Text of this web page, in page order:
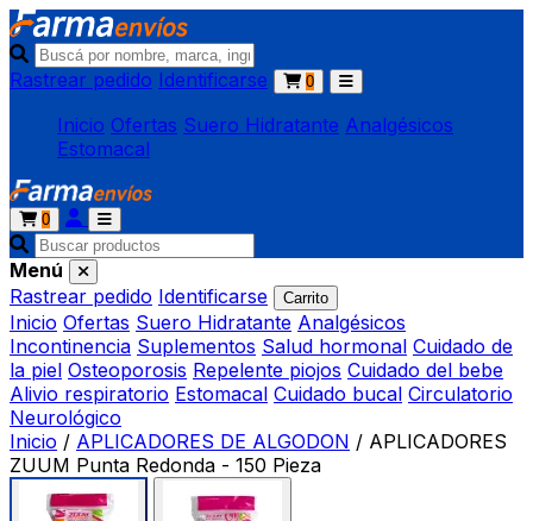
Rastrear pedido Identificarse 0
Inicio Ofertas Suero Hidratante Analgésicos
Estomacal
0
Menú
Rastrear pedido Identificarse Carrito
Inicio Ofertas Suero Hidratante Analgésicos
Incontinencia Suplementos Salud hormonal Cuidado de
la piel Osteoporosis Repelente piojos Cuidado del bebe
Alivio respiratorio Estomacal Cuidado bucal Circulatorio
Neurológico
Inicio / APLICADORES DE ALGODON / APLICADORES
ZUUM Punta Redonda - 150 Pieza